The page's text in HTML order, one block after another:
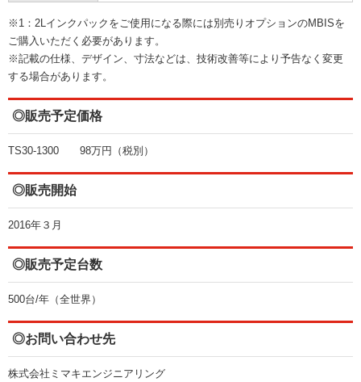
※1：2Lインクパックをご使用になる際には別売りオプションのMBISを
ご購入いただく必要があります。
※記載の仕様、デザイン、寸法などは、技術改善等により予告なく変更
する場合があります。
◎販売予定価格
TS30-1300 98万円（税別）
◎販売開始
2016年３月
◎販売予定台数
500台/年（全世界）
◎お問い合わせ先
株式会社ミマキエンジニアリング